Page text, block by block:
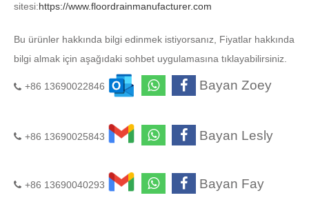
sitesi:https://www.floordrainmanufacturer.com
Bu ürünler hakkında bilgi edinmek istiyorsanız, Fiyatlar hakkında
bilgi almak için aşağıdaki sohbet uygulamasına tıklayabilirsiniz.
+86 13690022846 Bayan Zoey
+86 13690025843 Bayan Lesly
+86 13690040293 Bayan Fay